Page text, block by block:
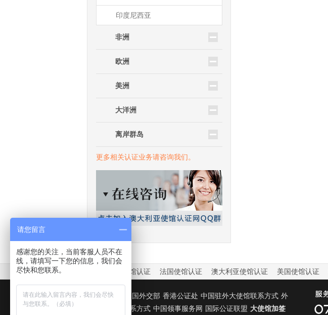
印度尼西亚
非洲
欧洲
美洲
大洋洲
离岸群岛
更多相关认证业务请咨询我们。
中国驻外大使馆认证 法国使馆认证 澳大利亚使馆认证 美国使馆认证
友情链接： 中国外交部 香港公证处 中国驻外大使馆联系方式 外
国驻华使馆联系方式 中国领事服务网 国际公证联盟 大使馆加签
请您留言
感谢您的关注，当前客服人员不在
线，请填写一下您的信息，我们会
尽快和您联系。